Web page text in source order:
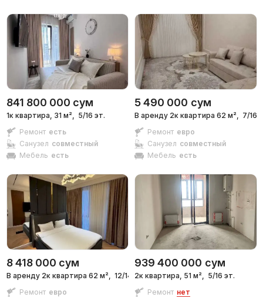
841 800 000 сум
1к квартира, 31 м², 5/16 эт.
Ремонт есть
Санузел совместный
Мебель есть
5 490 000 сум
В аренду 2к квартира 62 м², 7/16
Ремонт евро
Санузел совместный
Мебель есть
8 418 000 сум
В аренду 2к квартира 62 м²,
12/14 эт.
Ремонт евро
939 400 000 сум
2к квартира, 51 м²,
5/16 эт.
Ремонт нет